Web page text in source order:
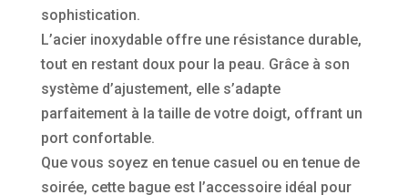
sophistication.
L’acier inoxydable offre une résistance durable,
tout en restant doux pour la peau. Grâce à son
système d’ajustement, elle s’adapte
parfaitement à la taille de votre doigt, offrant un
port confortable.
Que vous soyez en tenue casuel ou en tenue de
soirée, cette bague est l’accessoire idéal pour